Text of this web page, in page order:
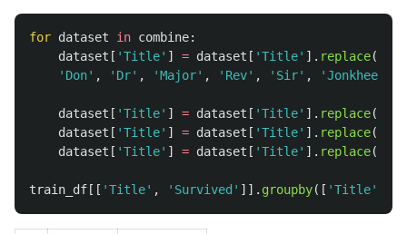
for dataset in combine:
dataset [ 'Title' ] = dataset [ 'Title' ]. replace([
' Don' , ' Dr' , 'Major' , ' Rev' , ' Sir' , 'Jonkheer
dataset [ 'Title' ] = dataset [ 'Title' ]. replace(
dataset [ 'Title' ] = dataset [ 'Title' ]. replace(
dataset [ 'Title' ] = dataset [ 'Title' ]. replace(
train_df[[ 'Title' , ' Survived ' ]]. groupby([ 'Title'